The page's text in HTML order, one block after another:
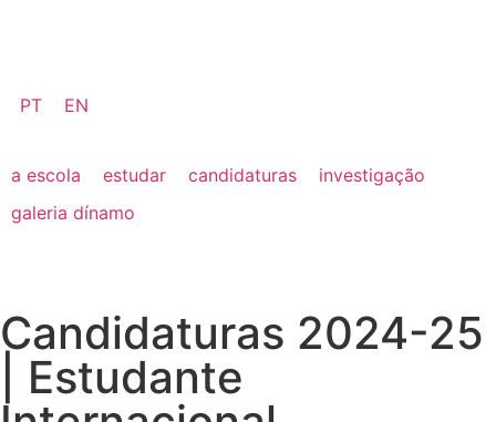
PT EN
a escola estudar candidaturas
investigação
galeria dínamo
Candidaturas 2024-25
| Estudante